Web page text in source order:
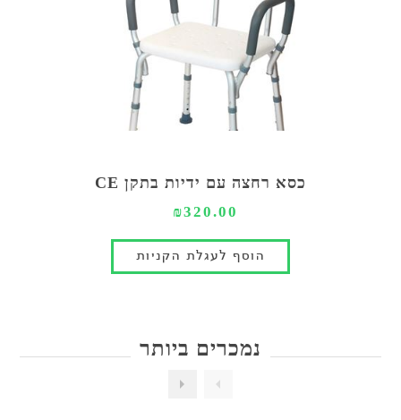
כסא רחצה עם ידיות בתקן CE
₪320.00
נמכרים ביותר